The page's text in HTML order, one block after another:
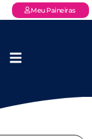
Meu Paineiras